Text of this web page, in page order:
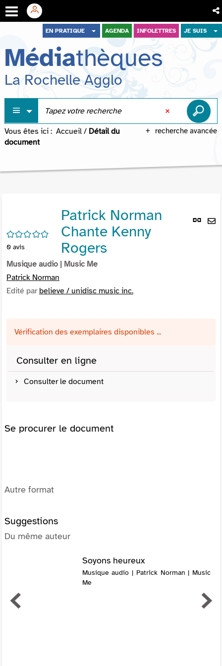
menu
contenu
recherche
EN PRATIQUE AGENDA INFOLETTRES JE SUIS
Médiathèques
La Rochelle Agglo
recherche avancée
Vous êtes ici : Accueil / Détail du
document
Lien
/5
0 avis
Patrick Norman
Chante Kenny
Rogers
Musique audio | Music Me
Patrick Norman
Edité par believe / unidisc music inc.
Vérification des exemplaires disponibles ...
Consulter en ligne
Consulter le document
Se procurer le document
Autre format
Suggestions
Du même auteur
Soyons heureux
Musique audio | Patrick Norman | Music
Me